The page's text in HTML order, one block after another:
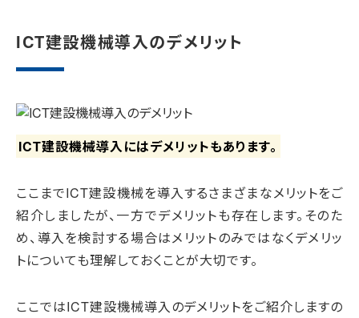
ICT建設機械導入のデメリット
ICT建設機械導入にはデメリットもあります。
ここまでICT建設機械を導入するさまざまなメリットをご
紹介しましたが、一方でデメリットも存在します。そのた
め、導入を検討する場合はメリットのみではなくデメリッ
トについても理解しておくことが大切です。
ここではICT建設機械導入のデメリットをご紹介しますの